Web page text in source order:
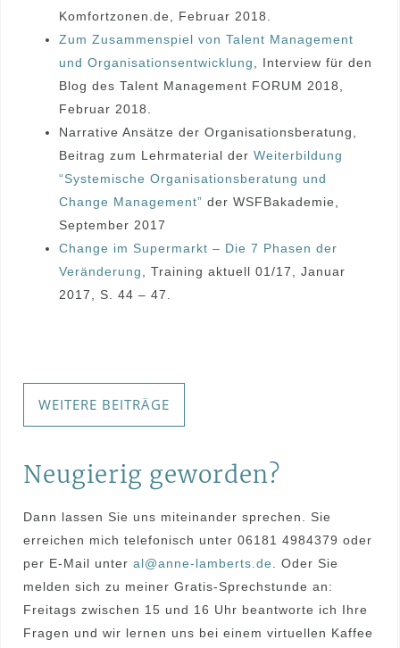
Komfortzonen.de, Februar 2018.
Zum Zusammenspiel von Talent Management
und Organisationsentwicklung, Interview für den
Blog des Talent Management FORUM 2018,
Februar 2018.
Narrative Ansätze der Organisationsberatung,
Beitrag zum Lehrmaterial der Weiterbildung
“Systemische Organisationsberatung und
Change Management” der WSFBakademie,
September 2017
Change im Supermarkt – Die 7 Phasen der
Veränderung, Training aktuell 01/17, Januar
2017, S. 44 – 47.
WEITERE BEITRÄGE
Neugierig geworden?
Dann lassen Sie uns miteinander sprechen. Sie
erreichen mich telefonisch unter 06181 4984379 oder
per E-Mail unter al@anne-lamberts.de. Oder Sie
melden sich zu meiner Gratis-Sprechstunde an:
Freitags zwischen 15 und 16 Uhr beantworte ich Ihre
Fragen und wir lernen uns bei einem virtuellen Kaffee